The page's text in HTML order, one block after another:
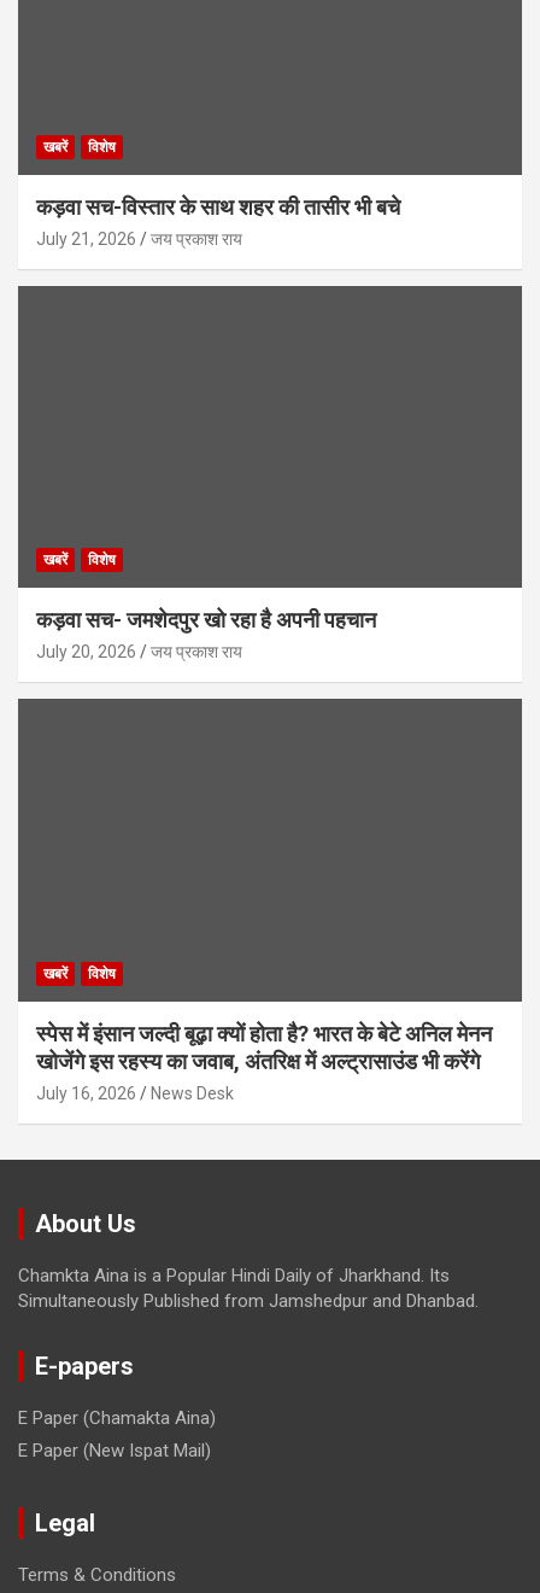
खबरें विशेष
कड़वा सच-विस्तार के साथ शहर की तासीर भी बचे
July 21, 2026 जय प्रकाश राय
खबरें विशेष
कड़वा सच- जमशेदपुर खो रहा है अपनी पहचान
July 20, 2026 जय प्रकाश राय
खबरें विशेष
स्पेस में इंसान जल्दी बूढ़ा क्यों होता है? भारत के बेटे अनिल मेनन
खोजेंगे इस रहस्य का जवाब, अंतरिक्ष में अल्ट्रासाउंड भी करेंगे
July 16, 2026 News Desk
About Us
Chamkta Aina is a Popular Hindi Daily of Jharkhand. Its
Simultaneously Published from Jamshedpur and Dhanbad.
E-papers
E Paper (Chamakta Aina)
E Paper (New Ispat Mail)
Legal
Terms & Conditions